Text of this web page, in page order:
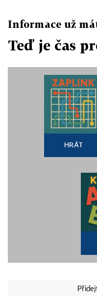
Informace už
Teď je čas
HRÁT